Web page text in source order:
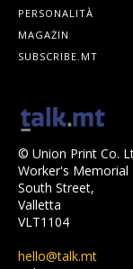
PERSONALITÀ
MAGAŻIN
SUBSCRIBE.MT
© Union Print Co.
Worker's Memorial
South Street,
Valletta
VLT1104
hello@talk.mt